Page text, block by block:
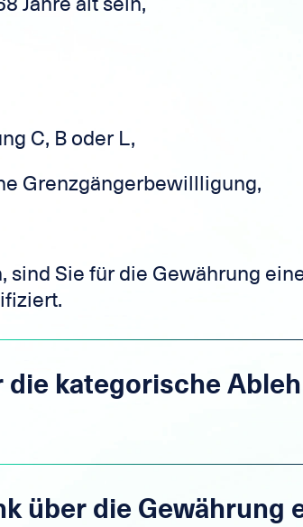
C, B oder L,
Grenzgängerbewillligung,
sind Sie für die Gewährung
.
die kategorische
über die Gewährung